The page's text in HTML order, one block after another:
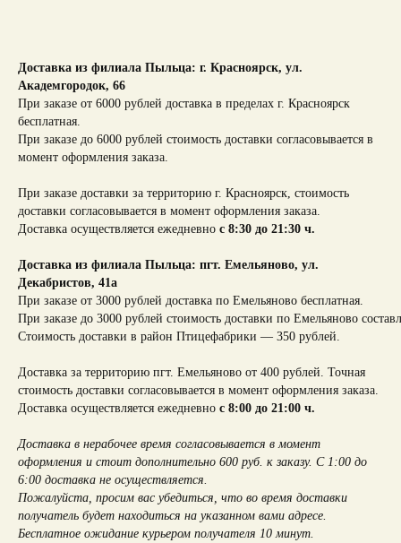
Доставка из филиала Пыльца: г. Красноярск, ул.
Академгородок, 66
При заказе от 6000 рублей доставка в пределах г. Красноярск
бесплатная.
При заказе до 6000 рублей стоимость доставки согласовывается в
момент оформления заказа.
При заказе доставки за территорию г. Красноярск, стоимость
доставки согласовывается в момент оформления заказа.
Доставка осуществляется ежедневно с 8:30 до 21:30 ч.
Доставка из филиала Пыльца: пгт. Емельяново, ул.
Декабристов, 41а
При заказе от 3000 рублей доставка по Емельяново бесплатная.
При заказе до 3000 рублей стоимость доставки по Емельяново
Стоимость доставки в район Птицефабрики — 350 рублей.
Доставка за территорию пгт. Емельяново от 400 рублей. Точная
стоимость доставки согласовывается в момент оформления заказа.
Доставка осуществляется ежедневно с 8:00 до 21:00 ч.
Доставка в нерабочее время согласовывается в момент
оформления и стоит дополнительно 600 руб. к заказу. С 1:00 до
6:00 доставка не осуществляется.
Пожалуйста, просим вас убедиться, что во время доставки
получатель будет находиться на указанном вами адресе.
Бесплатное ожидание курьером получателя 10 минут.